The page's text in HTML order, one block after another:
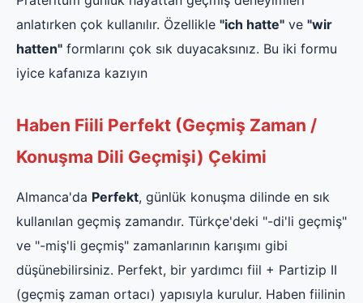
anlatırken çok kullanılır. Özellikle "ich hatte" ve "wir
hatten" formlarını çok sık duyacaksınız. Bu iki formu
iyice kafanıza kazıyın
Haben Fiili Perfekt (Geçmiş Zaman /
Konuşma Dili Geçmişi) Çekimi
Almanca'da Perfekt, günlük konuşma dilinde en sık
kullanılan geçmiş zamandır. Türkçe'deki "-di'li geçmiş"
ve "-miş'li geçmiş" zamanlarının karışımı gibi
düşünebilirsiniz. Perfekt, bir yardımcı fiil + Partizip II
(geçmiş zaman ortacı) yapısıyla kurulur. Haben fiilinin